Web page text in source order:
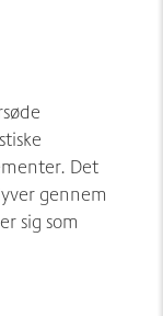
Det
gennem
sig som